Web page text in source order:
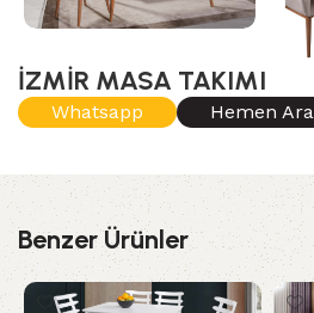
İZMİR MASA TAKIMI
Whatsapp Hemen Ara
Benzer Ürünler